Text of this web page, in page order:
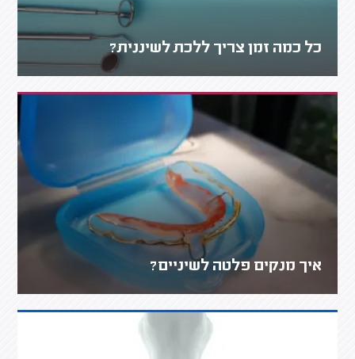
כל כמה זמן צריך ללכת לשיננית?
איך מנקים פלטה לשיניים?